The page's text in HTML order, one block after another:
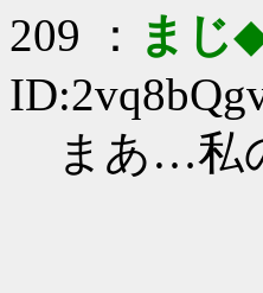
209 ： まじ
まあ…私